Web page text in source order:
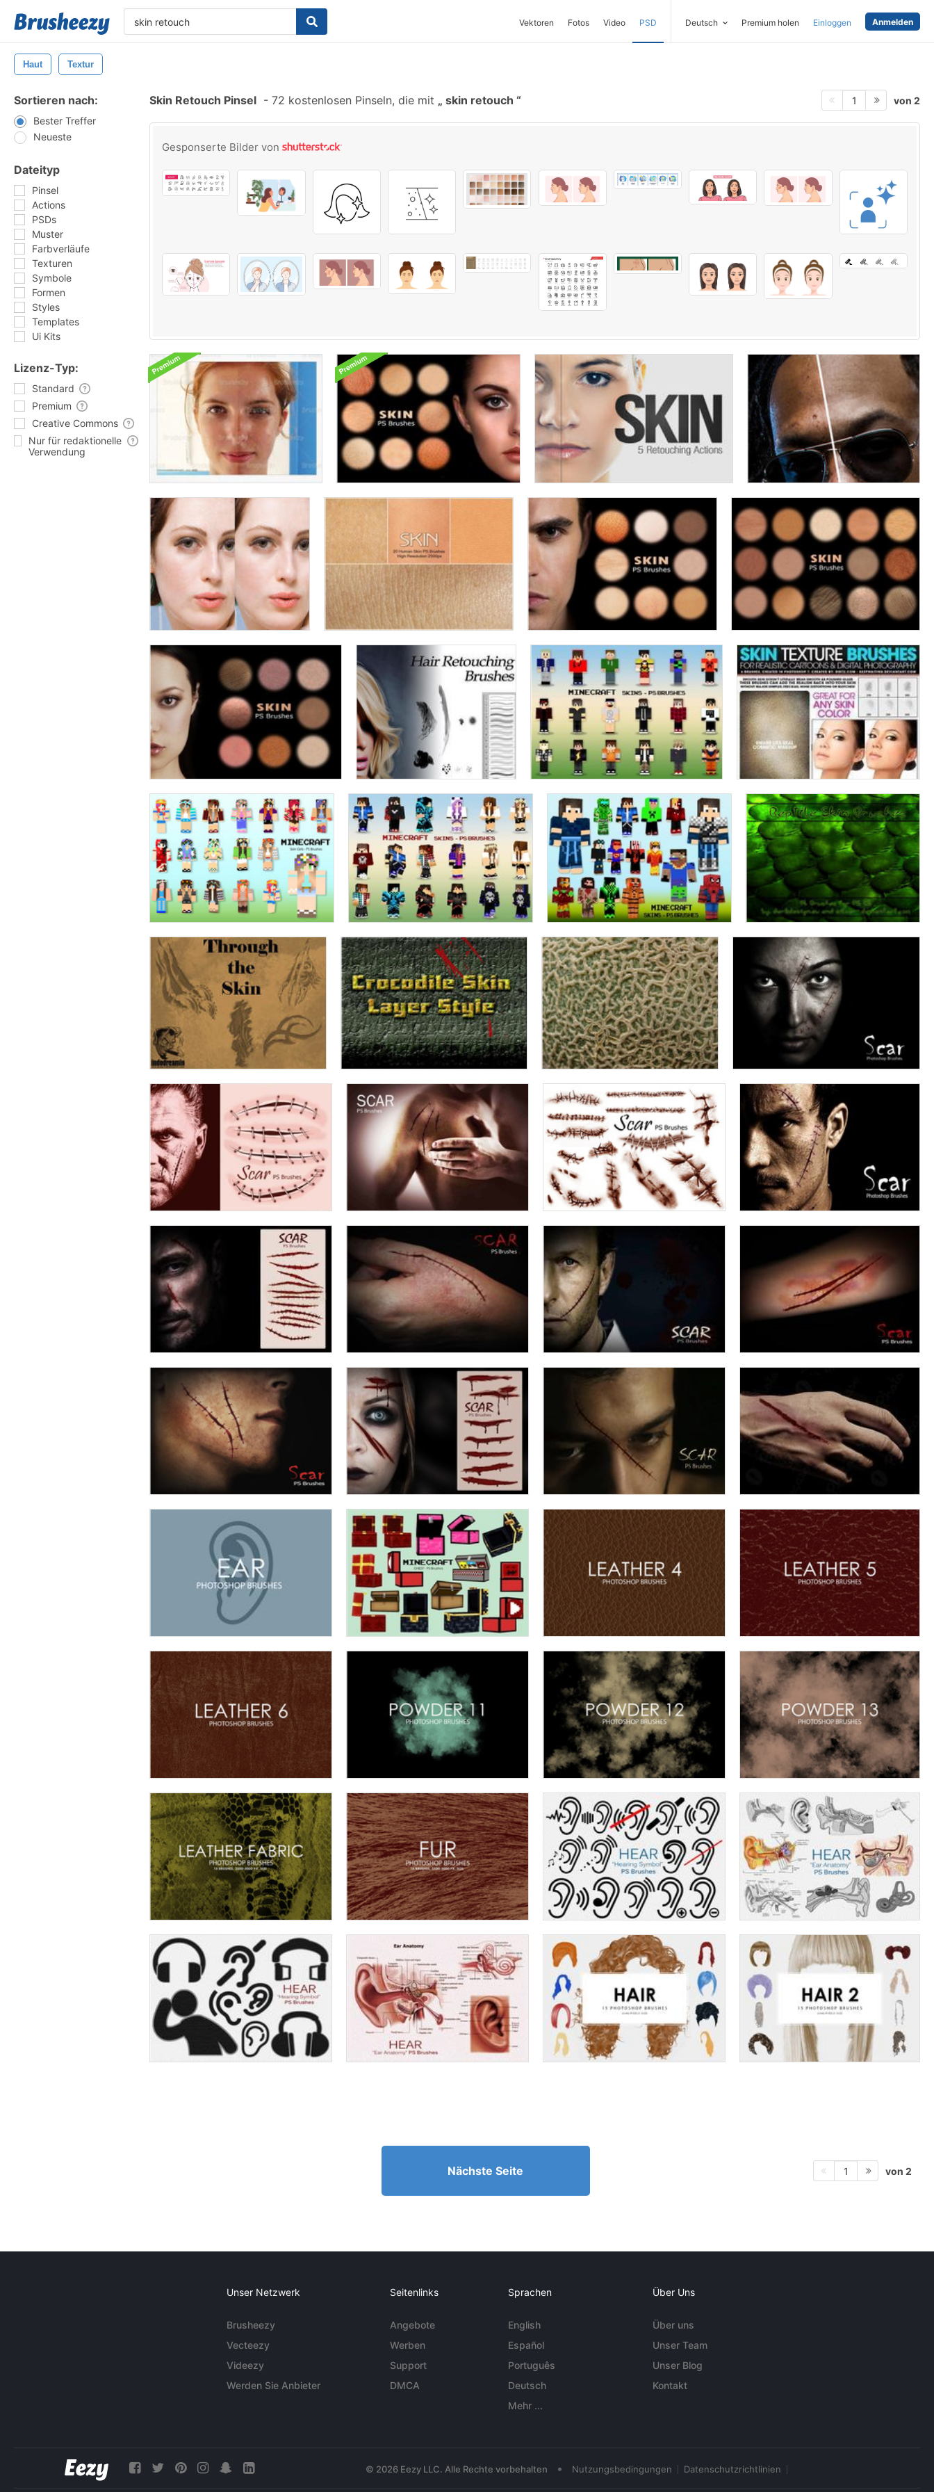
Vektoren Fotos Video PSD Deutsch Premium holen Einloggen Anmelden
Haut Textur
Sortieren nach:
Bester Treffer
Neueste
Dateityp
Pinsel
Actions
PSDs
Muster
Farbverläufe
Texturen
Symbole
Formen
Styles
Templates
Ui Kits
Lizenz-Typ:
Standard
Premium
Creative Commons
Nur für redaktionelle
Verwendung
Skin Retouch Pinsel - 72 kostenlosen Pinseln, die mit skin retouch 1 von 2
Gesponserte Bilder von
Nächste Seite 1 von 2
Unser Netzwerk
Brusheezy
Vecteezy
Videezy
Werden Sie Anbieter
Seitenlinks
Angebote
Werben
Support
DMCA
Sprachen
English
Español
Português
Deutsch
Mehr ...
Über Uns
Über uns
Unser Team
Unser Blog
Kontakt
© 2026 Eezy LLC. Alle Rechte vorbehalten • Nutzungsbedingungen Datenschutzrichtlinien